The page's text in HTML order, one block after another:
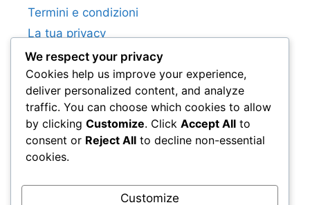
Termini e condizioni
La tua privacy
Chi siamo
Preferenze sui cookie
Mettiti in contatto
Categorie
Regole del Tennis su Erba in Doppio
We respect your privacy
Cookies help us improve your experience,
deliver personalized content, and analyze
traffic. You can choose which cookies to allow
by clicking Customize. Click Accept All to
consent or Reject All to decline non-essential
cookies.
Customize